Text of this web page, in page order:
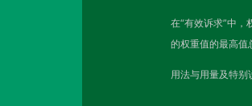
在“有效诉求”中，
的权重值的最高值
用法与用量及特别